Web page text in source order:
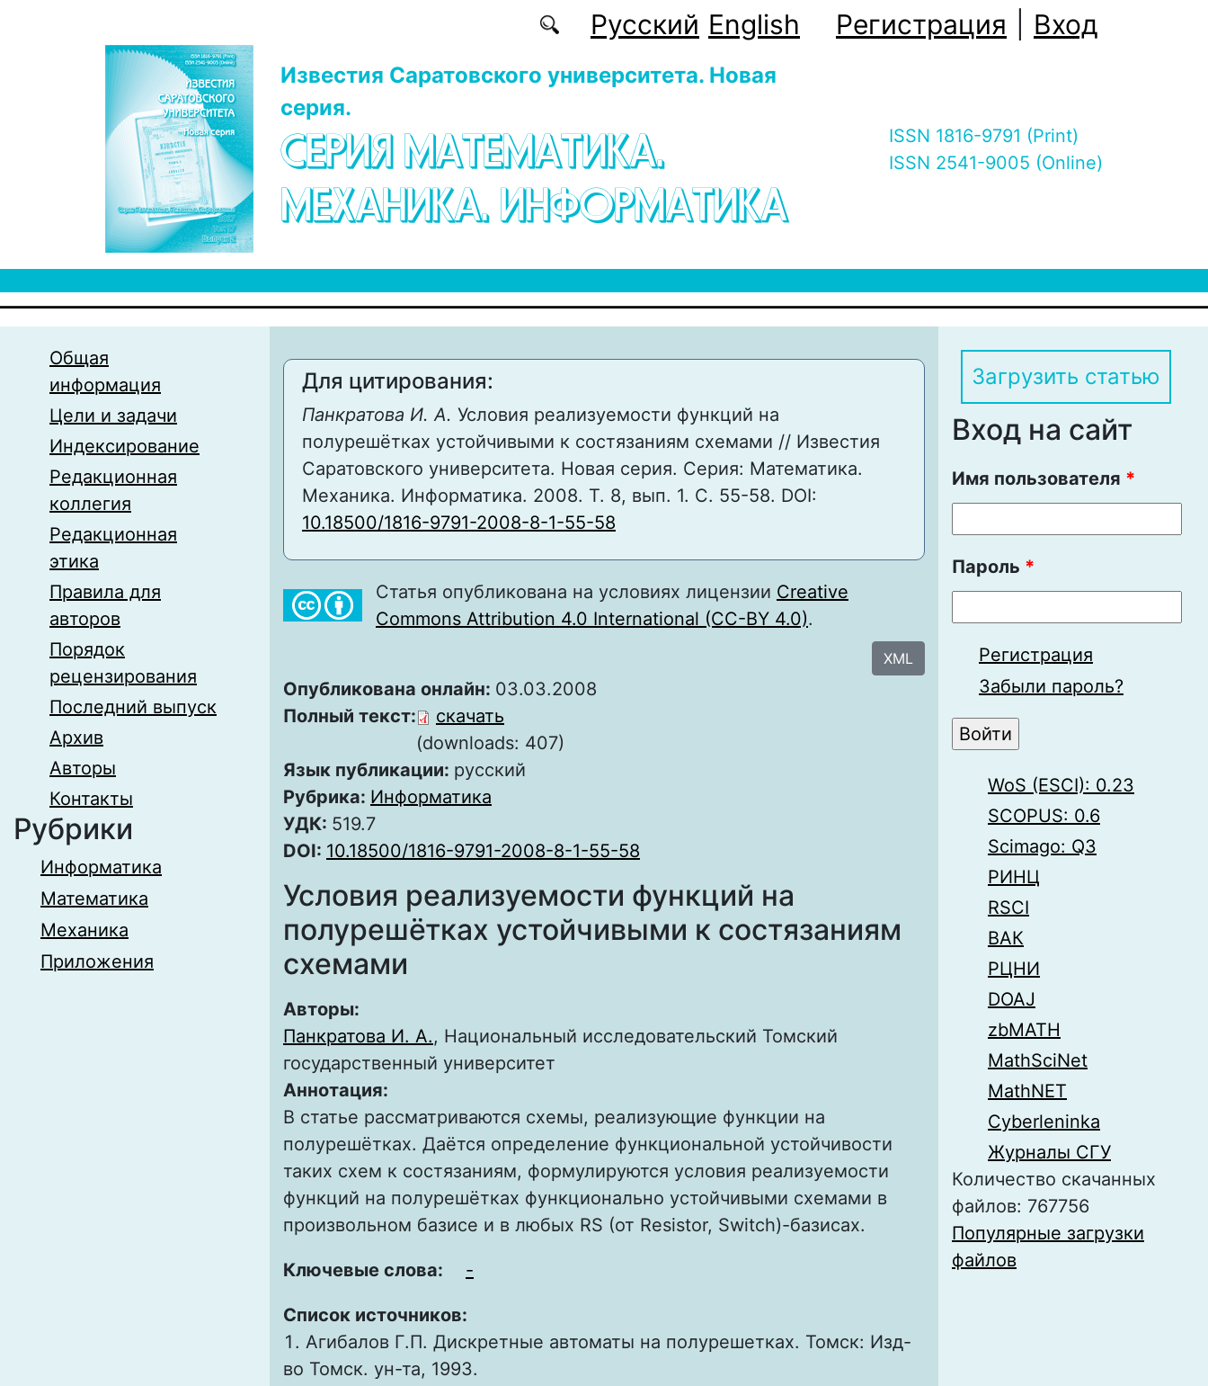
Русский English Регистрация Вход
Известия Саратовского университета. Новая
серия.
СЕРИЯ МАТЕМАТИКА.
МЕХАНИКА. ИНФОРМАТИКА
ISSN 1816-9791 (Print)
ISSN 2541-9005 (Online)
Общая
информация
Цели и задачи
Индексирование
Редакционная
коллегия
Редакционная
этика
Правила для
авторов
Порядок
рецензирования
Последний выпуск
Архив
Авторы
Контакты
Рубрики
Информатика
Математика
Механика
Приложения
Для цитирования:
Панкратова И. А. Условия реализуемости функций на
полурешётках устойчивыми к состязаниям схемами // Известия
Саратовского университета. Новая серия. Серия: Математика.
Механика. Информатика. 2008. Т. 8, вып. 1. С. 55-58. DOI:
10.18500/1816-9791-2008-8-1-55-58
Статья опубликована на условиях лицензии Creative
Commons Attribution 4.0 International (CC-BY 4.0).
XML
Опубликована онлайн: 03.03.2008
Полный текст:
скачать
(downloads: 407)
Язык публикации: русский
Рубрика: Информатика
УДК: 519.7
DOI: 10.18500/1816-9791-2008-8-1-55-58
Условия реализуемости функций на
полурешётках устойчивыми к состязаниям
схемами
Авторы:
Панкратова И. А., Национальный исследовательский Томский
государственный университет
Аннотация:
В статье рассматриваются схемы, реализующие функции на
полурешётках. Даётся определение функциональной устойчивости
таких схем к состязаниям, формулируются условия реализуемости
функций на полурешётках функционально устойчивыми схемами в
произвольном базисе и в любых RS (от Resistor, Switch)-базисах.
Ключевые слова: -
Список источников:
Агибалов Г.П. Дискретные автоматы на полурешетках. Томск: Изд-
во Томск. ун-та, 1993.
Загрузить статью
Вход на сайт
Имя пользователя *
Пароль *
Регистрация
Забыли пароль?
WoS (ESCI): 0.23
SCOPUS: 0.6
Scimago: Q3
РИНЦ
RSCI
ВАК
РЦНИ
DOAJ
zbMATH
MathSciNet
MathNET
Cyberleninka
Журналы СГУ
Количество скачанных
файлов: 767756
Популярные загрузки
файлов